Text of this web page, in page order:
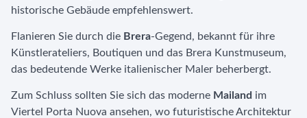
historische Gebäude empfehlenswert.
Flanieren Sie durch die Brera-Gegend, bekannt für ihre
Künstlerateliers, Boutiquen und das Brera Kunstmuseum,
das bedeutende Werke italienischer Maler beherbergt.
Zum Schluss sollten Sie sich das moderne Mailand im
Viertel Porta Nuova ansehen, wo futuristische Architektur